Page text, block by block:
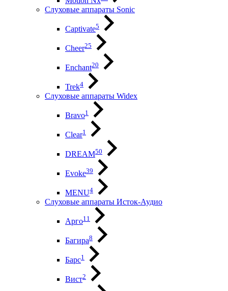
Слуховые аппараты Sonic
Captivate5
Cheer25
Enchant20
Trek4
Слуховые аппараты Widex
Bravo1
Clear1
DREAM50
Evoke39
MENU4
Слуховые аппараты Исток-Аудио
Арго11
Багира8
Барс1
Вист2